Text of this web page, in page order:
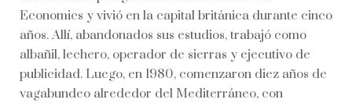
Economics y vivió en la capital británica durante cinco
años. Allí, abandonados sus estudios, trabajó como
albañil, lechero, operador de sierras y ejecutivo de
publicidad. Luego, en 1980, comenzaron diez años de
vagabundeo alrededor del Mediterráneo, con